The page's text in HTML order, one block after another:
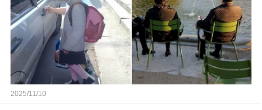
2025/11/10